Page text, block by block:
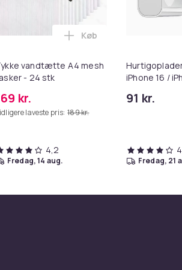
til Tekstiler, Vådsugning &
Complete i kurven
til Worx trådtrimmer i kurven
vandtætte A4 mesh
- 24 stk
kr.
laveste pris: 189 kr.
Læg Tykke vandtætte
Køb
4,2
fredag, 14 aug.
Hurtigoplader
iPhone 16 /
91 kr.
fredag, 21